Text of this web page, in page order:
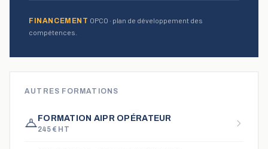
FINANCEMENT OPCO · plan de développement des
compétences.
AUTRES FORMATIONS
FORMATION AIPR OPÉRATEUR
245 € HT